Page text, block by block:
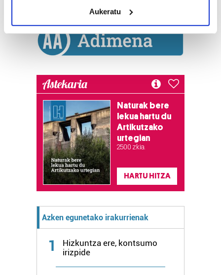
Identify your device by actively scanning it for
specific characteristics (fingerprinting)
Find out more about how your personal data is processed
and set your preferences in the
Guk eta gure bazkideek zure datu pertsonalak
prozesatzen ditugu, zure IP zenbakia, besteak beste,
pertsonalizatuak eskaintzeko, iragarkiak eta edukia
neurtzeko, jendeari buruzko informazioa biltzeko eta
produktuak garatzeko. Zure datuak nork eta zertarako
erabiltzen dituen hauta dezakezu.
Bazkide batzuek ez dizute baimenik eskatzen, eta beren
interes komertzial legitimoetan babesten dira. Ikusi gure
bazkideen zerrenda, beren ustez zein helburutarako
duten interes legitimoa eta horren aurka nola egin
dezakezun ikusteko.
Lortu zure datu pertsonalak prozesatzeko moduari
buruzko informazio gehiago eta ezarri zure lehentasunak
Aukeratu
Astekaria
Naturak bere
lekua hartu du
Artikutzako
urtegian
2.500 zkia.
HARTU HITZA
Azken egunetako irakurrienak
1
Hizkuntza ere, kontsumo
irizpide